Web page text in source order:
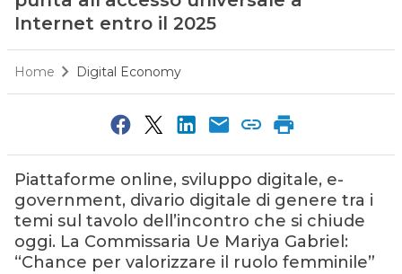
Internet entro il 2025
Home Digital Economy
Piattaforme online, sviluppo digitale, e-
government, divario digitale di genere tra i
temi sul tavolo dell’incontro che si chiude
oggi. La Commissaria Ue Mariya Gabriel:
“Chance per valorizzare il ruolo femminile”